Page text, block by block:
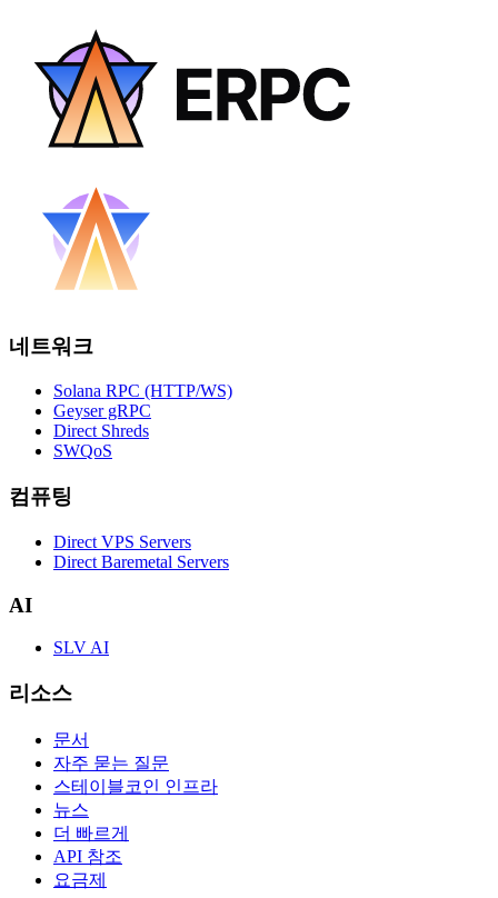
네트워크
Solana RPC (HTTP/WS)
Geyser gRPC
Direct Shreds
SWQoS
컴퓨팅
Direct VPS Servers
Direct Baremetal Servers
AI
SLV AI
리소스
문서
자주 묻는 질문
스테이블코인 인프라
뉴스
더 빠르게
API 참조
요금제